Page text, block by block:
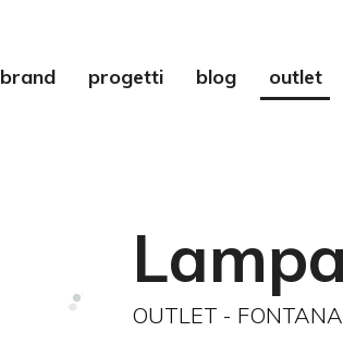
brand progetti blog outlet
OUTLET -